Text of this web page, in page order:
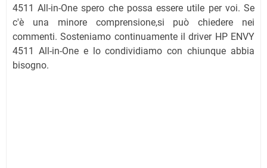
4511 All-in-One spero che possa essere utile per voi. Se
c'è una minore comprensione,si può chiedere nei
commenti. Sosteniamo continuamente il driver HP ENVY
4511 All-in-One e lo condividiamo con chiunque abbia
bisogno.